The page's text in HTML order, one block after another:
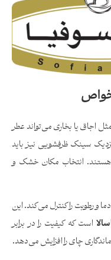
اجاق یا بخاری می‌تواند عطر
سینک ظرفشویی نیز باید
هستند. انتخاب مکان خشک و
و رطوبت را کنترل می‌کند. این
است که کیفیت را در برابر
چای را افزایش می‌دهد.